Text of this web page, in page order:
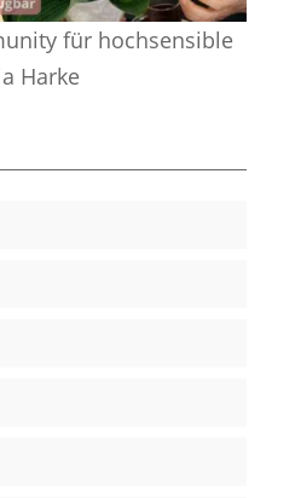
für hochsensible
Harke